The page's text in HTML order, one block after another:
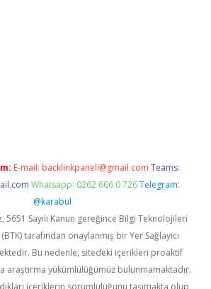
E-mail: backlinkpaneli@gmail.com Teams:
Whatsapp: 0262 606 0 726 Telegram:
@karabul
5651 Sayılı Kanun gereğince Bilgi Teknolojileri
tarafından onaylanmış bir Yer Sağlayıcı
Bu nedenle, sitedeki içerikleri proaktif
araştırma yükümlülüğümüz bulunmamaktadır.
içeriklerin sorumluluğunu taşımakta olup,